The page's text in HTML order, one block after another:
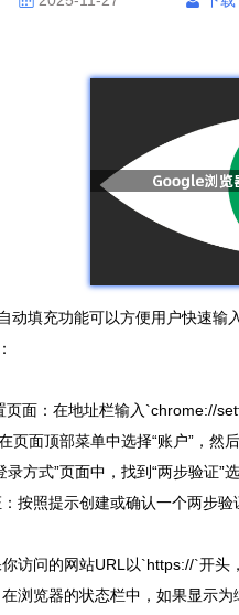
动填充功能可以方便用户快速
面：在地址栏输入`chrome://
页面顶部菜单中选择“账户”，然后
方式”页面中，找到“两步验证”
按照提示创建或确认一个两步验
访问的网站URL以`https://`开头
浏览器的状态栏中，如果显示为